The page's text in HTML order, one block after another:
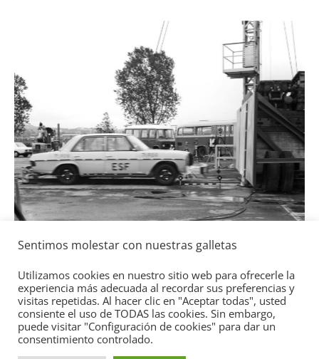
Mercedes-Benz ESF 05: 50 años de
seguridad
21 de octubre de 2021 mospotter84 0
Sentimos molestar con nuestras galletas
Utilizamos cookies en nuestro sitio web para ofrecerle la
experiencia más adecuada al recordar sus preferencias y
visitas repetidas. Al hacer clic en "Aceptar todas", usted
consiente el uso de TODAS las cookies. Sin embargo,
puede visitar "Configuración de cookies" para dar un
consentimiento controlado.